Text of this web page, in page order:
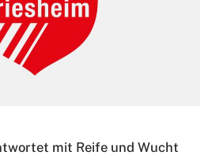
mit Reife und Wucht